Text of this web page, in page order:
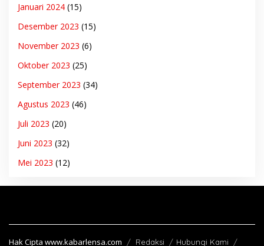
Januari 2024 (15)
Desember 2023 (15)
November 2023 (6)
Oktober 2023 (25)
September 2023 (34)
Agustus 2023 (46)
Juli 2023 (20)
Juni 2023 (32)
Mei 2023 (12)
Hak Cipta www.kabarlensa.com Redaksi Hubungi Kami